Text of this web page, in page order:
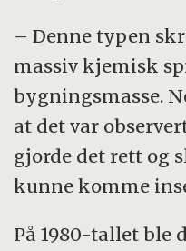
– Denne typen
massiv kjemisk
bygningsmasse.
at det var
gjorde det rett og
kunne komme
På 1980-tallet ble